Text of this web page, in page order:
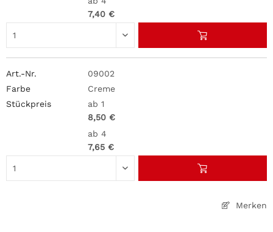
Merken
7,40 €
09002
Creme
ab 1
8,50 €
ab 4
7,65 €